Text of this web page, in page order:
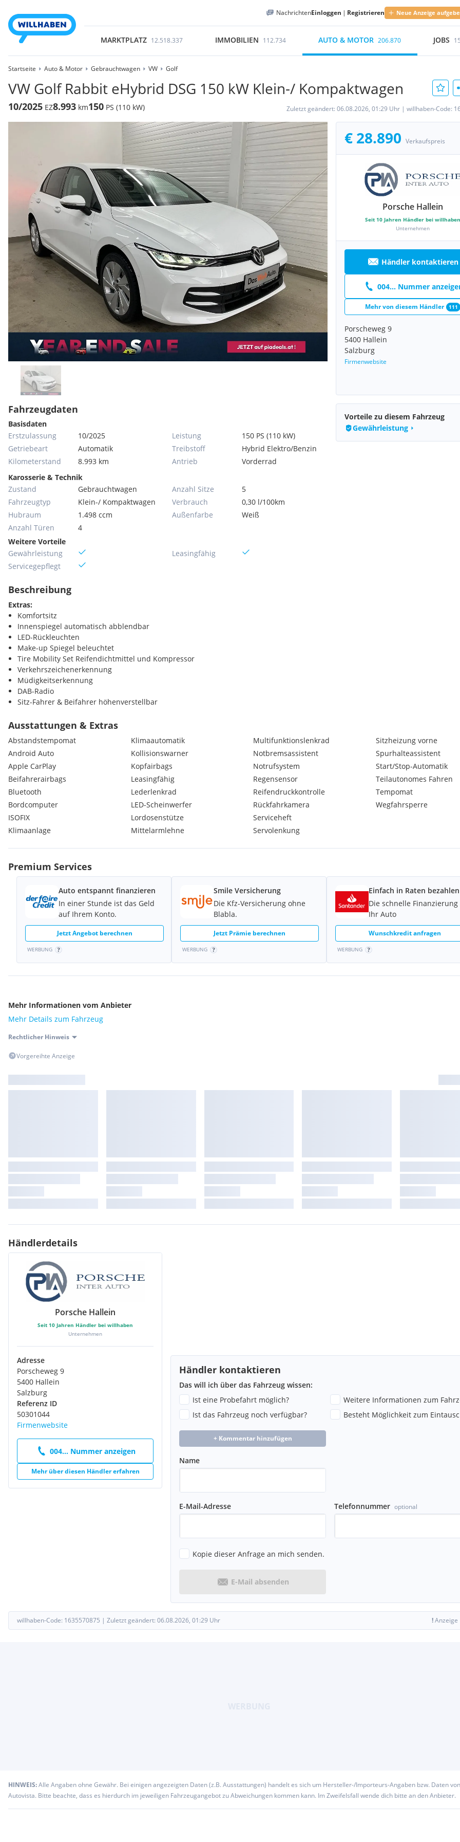
NachrichtenEinloggen | Registrieren Neue Anzeige
MARKTPLATZ 12.518.337 IMMOBILIEN 112.734 AUTO & MOTOR 206.870 JOBS
Startseite Auto & Motor Gebrauchtwagen VW Golf
VW Golf Rabbit eHybrid DSG 150 kW Klein-/ Kompaktwagen
10/2025 EZ8.993 km150 PS (110 kW) Zuletzt geändert: 06.08.2026, 01:29 Uhr | willhaben-Code:
€ 28.890 Verkaufspreis
Porsche Hallein
Seit 10 Jahren Händler bei willhaben
Unternehmen
Händler kontaktieren
004... Nummer
Mehr von diesem Händler 111
Porscheweg 9
5400 Hallein
Salzburg
Firmenwebsite
Fahrzeugdaten
Basisdaten
Erstzulassung
10/2025
Getriebeart
Automatik
Kilometerstand
8.993 km
Leistung
150 PS (110 kW)
Treibstoff
Hybrid Elektro/Benzin
Antrieb
Vorderrad
Karosserie & Technik
Zustand
Gebrauchtwagen
Fahrzeugtyp
Klein-/ Kompaktwagen
Hubraum
1.498 ccm
Anzahl Türen
4
Anzahl Sitze
5
Verbrauch
0,30 l/100km
Außenfarbe
Weiß
Weitere Vorteile
Gewährleistung
Servicegepflegt
Leasingfähig
Beschreibung
Extras:
Komfortsitz
Innenspiegel automatisch abblendbar
LED-Rückleuchten
Make-up Spiegel beleuchtet
Tire Mobility Set Reifendichtmittel und Kompressor
Verkehrszeichenerkennung
Müdigkeitserkennung
DAB-Radio
Sitz-Fahrer & Beifahrer höhenverstellbar
Vorteile zu diesem Fahrzeug
Gewährleistung
Ausstattungen & Extras
Abstandstempomat
Android Auto
Apple CarPlay
Beifahrerairbags
Bluetooth
Bordcomputer
ISOFIX
Klimaanlage
Klimaautomatik
Kollisionswarner
Kopfairbags
Leasingfähig
Lederlenkrad
LED-Scheinwerfer
Lordosenstütze
Mittelarmlehne
Multifunktionslenkrad
Notbremsassistent
Notrufsystem
Regensensor
Reifendruckkontrolle
Rückfahrkamera
Serviceheft
Servolenkung
Sitzheizung vorne
Spurhalteassistent
Start/Stop-Automatik
Teilautonomes Fahren
Tempomat
Wegfahrsperre
Premium Services
Auto entspannt finanzieren
In einer Stunde ist das Geld
auf Ihrem Konto.
Jetzt Angebot berechnen
WERBUNG
Smile Versicherung
Die Kfz-Versicherung ohne
Blabla.
Jetzt Prämie berechnen
WERBUNG
Einfach in Raten bezahlen
Die schnelle
Ihr Auto
Wunschkredit anfragen
WERBUNG
Mehr Informationen vom Anbieter
Mehr Details zum Fahrzeug
Rechtlicher Hinweis
Vorgereihte Anzeige
Händlerdetails
Porsche Hallein
Seit 10 Jahren Händler bei willhaben
Unternehmen
Adresse
Porscheweg 9
5400 Hallein
Salzburg
Referenz ID
50301044
Firmenwebsite
004... Nummer anzeigen
Mehr über diesen Händler erfahren
Händler kontaktieren
Das will ich über das Fahrzeug wissen:
Ist eine Probefahrt möglich?
Weitere Informationen zum
Ist das Fahrzeug noch verfügbar?
Besteht Möglichkeit zum
+ Kommentar hinzufügen
Name
E-Mail-Adresse Telefonnummer optional
Kopie dieser Anfrage an mich senden.
E-Mail absenden
willhaben-Code: 1635570875 | Zuletzt geändert: 06.08.2026, 01:29 Uhr !Anzeige
HINWEIS:Alle Angaben ohne Gewähr. Bei einigen angezeigten Daten (z.B. Ausstattungen) handelt es sich um Hersteller-/Importeurs-Angaben bzw. Daten von
Autovista. Bitte beachte, dass es hierdurch im jeweiligen Fahrzeugangebot zu Abweichungen kommen kann. Im Zweifelsfall wende dich bitte an den Anbieter.